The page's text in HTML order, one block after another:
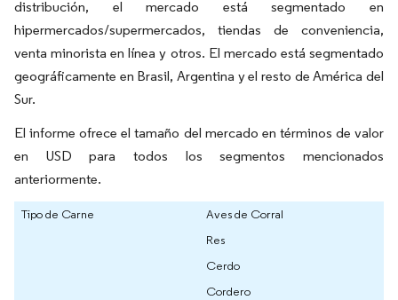
distribución, el mercado está segmentado en
hipermercados/supermercados, tiendas de conveniencia,
venta minorista en línea y otros. El mercado está segmentado
geográficamente en Brasil, Argentina y el resto de América del
Sur.
El informe ofrece el tamaño del mercado en términos de valor
en USD para todos los segmentos mencionados
anteriormente.
Tipo de Carne
Aves de Corral
Res
Cerdo
Cordero